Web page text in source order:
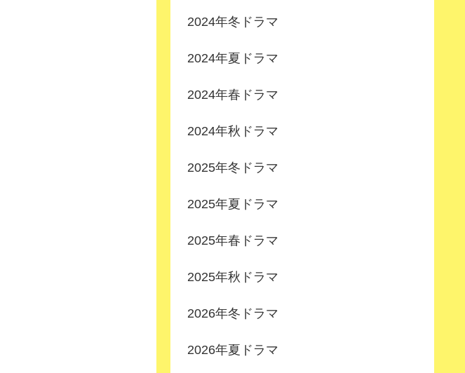
2024年冬ドラマ
2024年夏ドラマ
2024年春ドラマ
2024年秋ドラマ
2025年冬ドラマ
2025年夏ドラマ
2025年春ドラマ
2025年秋ドラマ
2026年冬ドラマ
2026年夏ドラマ